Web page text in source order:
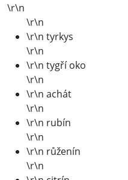
\r\n
\r\n
\r\n tyrkys
\r\n
\r\n tygří oko
\r\n
\r\n achát
\r\n
\r\n rubín
\r\n
\r\n růženín
\r\n